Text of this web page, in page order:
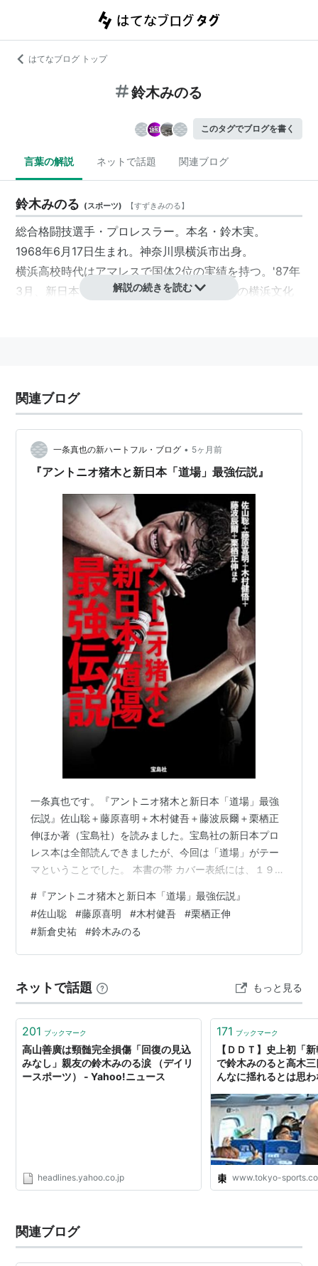
はてなブログ トップ
鈴木みのる
このタグでブログを書く
言葉の解説 ネットで話題 関連ブログ
鈴木みのる (スポーツ) 【すずきみのる】
総合格闘技選手・プロレスラー。本名・鈴木実。
1968年6月17日生まれ。神奈川県横浜市出身。
横浜高校時代はアマレスで国体2位の実績を持つ。'87年
3月、新日本プロレスに入門。翌年6月23日の横浜文化
のちにケン・シャムロックを破り第二代キング・オブ・
パンクラシストに。
のちに負傷欠場などを繰り返しながら復帰。
現在はパンクラスMISSION所属。
て佐々木健介と対戦した。
2006年三冠ヘビー獲得。
入場曲は中村あゆみ「風になれ」「Yesterday,Today
and Tomorrow」。
リスト::プロレスラー
リスト::格闘家
解説の続きを読む
関連ブログ
一条真也の新ハートフル・ブログ • 5ヶ月前
『アントニオ猪木と新日本「道場」最強伝説』
一条真也です。『アントニオ猪木と新日本「道場」最強
伝説』佐山聡＋藤原喜明＋木村健吾＋藤波辰爾＋栗栖正
伸ほか著（宝島社）を読みました。宝島社の新日本プロ
レス本は全部読んできましたが、今回は「道場」がテー
マということでした。 本書の帯 カバー表紙には、１９７
けて新日本道場で特訓する猪木の写真が使われていま
す。竹刀に４オンスのボクシンググローブをつけ、パン
チをかわすトレーニングの写真です。帯には「“猪木イズ
ム”継承者たちの証言」「『理不尽』を知らない男に伝説
には「裏の世界を支配する者が表の世界も支…
# 『アントニオ猪木と新日本「道場」最強伝説』
#佐山聡 #藤原喜明 #木村健吾 #栗栖正伸
#新倉史祐 #鈴木みのる
ネットで話題 もっと見る
201 ブックマーク
高山善廣は頸髄完全損傷「回復の見込
みなし」親友の鈴木みのる涙 （デイリ
ースポーツ） - Yahoo!ニュース
headlines.yahoo.co.jp
171 ブックマーク
【ＤＤＴ】史上初「
で鈴木みのると高木
んなに揺れるとは思
www.tokyo-
関連ブログ